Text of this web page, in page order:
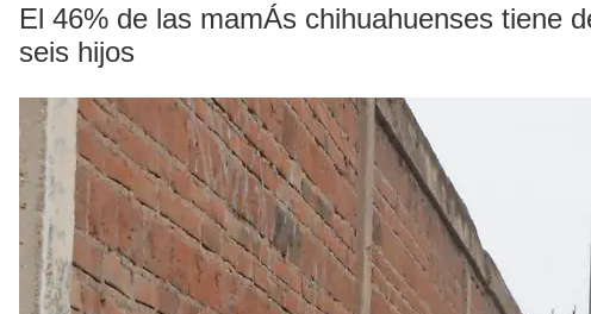
El 46% de las mamÁs chihuahuenses tiene
seis hijos